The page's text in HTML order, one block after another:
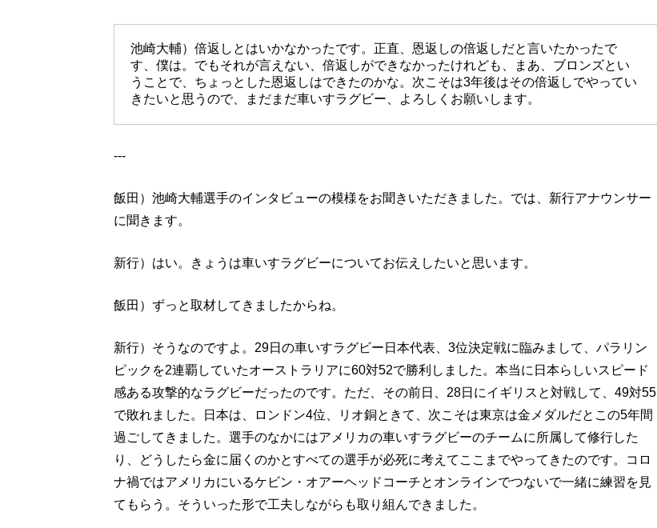
池崎大輔）倍返しとはいかなかったです。正直、恩返しの倍返しだと言いたかったで
す、僕は。でもそれが言えない、倍返しができなかったけれども、まあ、ブロンズとい
うことで、ちょっとした恩返しはできたのかな。次こそは3年後はその倍返しでやってい
きたいと思うので、まだまだ車いすラグビー、よろしくお願いします。
---
飯田）池崎大輔選手のインタビューの模様をお聞きいただきました。では、新行アナウンサー
に聞きます。
新行）はい。きょうは車いすラグビーについてお伝えしたいと思います。
飯田）ずっと取材してきましたからね。
新行）そうなのですよ。29日の車いすラグビー日本代表、3位決定戦に臨みまして、パラリン
ピックを2連覇していたオーストラリアに60対52で勝利しました。本当に日本らしいスピード
感ある攻撃的なラグビーだったのです。ただ、その前日、28日にイギリスと対戦して、49対55
で敗れました。日本は、ロンドン4位、リオ銅ときて、次こそは東京は金メダルだとこの5年間
過ごしてきました。選手のなかにはアメリカの車いすラグビーのチームに所属して修行した
り、どうしたら金に届くのかとすべての選手が必死に考えてここまでやってきたのです。コロ
ナ禍ではアメリカにいるケビン・オアーヘッドコーチとオンラインでつないで一緒に練習を見
てもらう。そういった形で工夫しながらも取り組んできました。